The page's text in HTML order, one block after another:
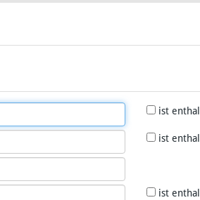
ist
ist
ist